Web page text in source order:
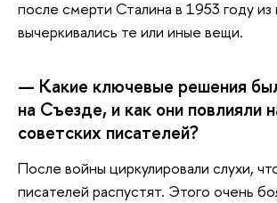
после смерти Сталина в 1953 году из
вычеркивались те или иные вещи.
— Какие ключевые решения
на Съезде, и как они повлияли
советских писателей?
После войны циркулировали слухи,
писателей распустят. Этого очень